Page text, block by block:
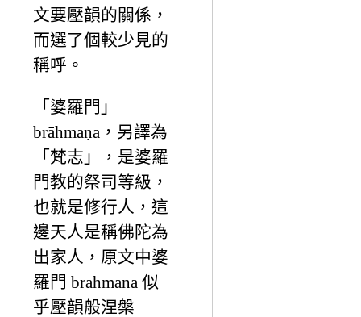
文要壓韻的關係，
而選了個較少見的
稱呼。
「婆羅門」
brāhmaṇa，另譯為
「梵志」，是婆羅
門教的祭司等級，
也就是修行人，這
邊天人是稱佛陀為
出家人，原文中婆
羅門 brahmana 似
乎壓韻般涅槃